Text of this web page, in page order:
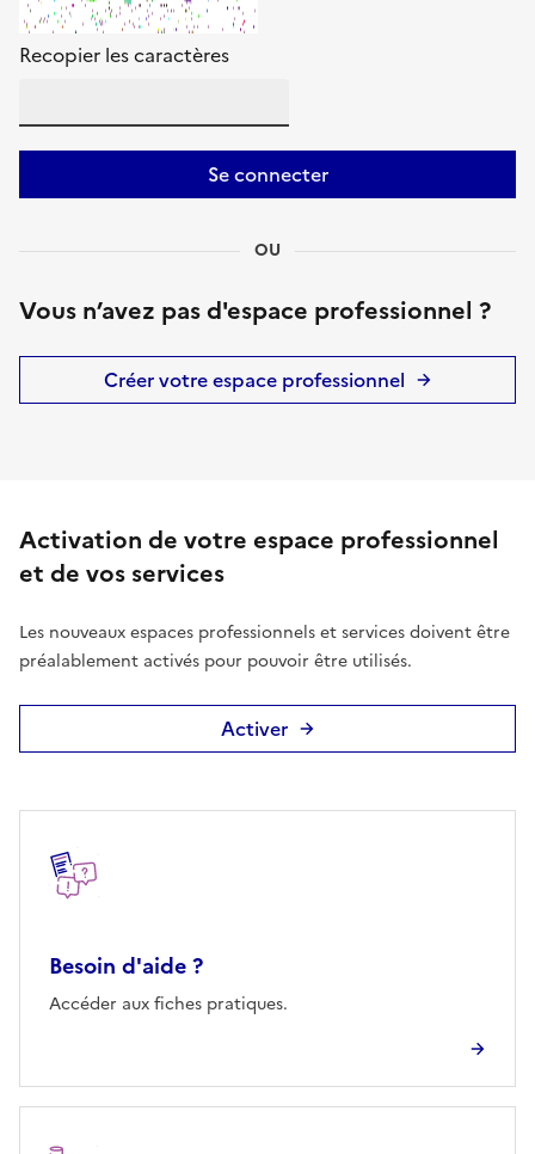
Recopier les caractères
Se connecter
OU
Vous n’avez pas d'espace professionnel ?
Créer votre espace professionnel
Activation de votre espace professionnel
et de vos services
Les nouveaux espaces professionnels et services doivent être
préalablement activés pour pouvoir être utilisés.
Activer
Autres rubriques
Besoin d'aide ?
Accéder aux fiches pratiques.